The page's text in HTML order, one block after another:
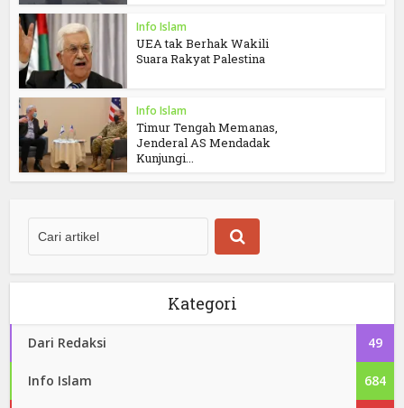
Info Islam
UEA tak Berhak Wakili
Suara Rakyat Palestina
Info Islam
Timur Tengah Memanas,
Jenderal AS Mendadak
Kunjungi...
Kategori
Dari Redaksi 49
Info Islam 684